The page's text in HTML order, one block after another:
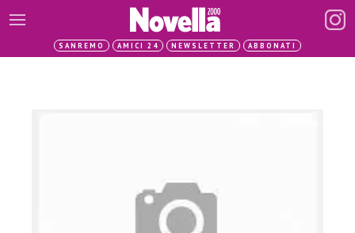
SANREMO AMICI 24 NEWSLETTER ABBONATI